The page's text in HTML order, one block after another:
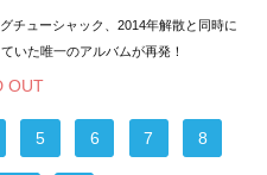
チューシャック、2014年解散と同時に
いた唯一のアルバムが再発！
OUT
5 6 7 8